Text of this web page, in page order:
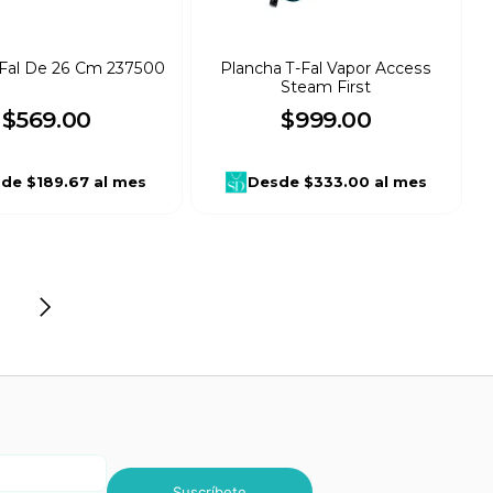
De 26 Cm 237500
$569.00
$189.67 al mes
Plancha T-Fal Vapor Access
Steam First
$999.00
Desde $333.00 al mes